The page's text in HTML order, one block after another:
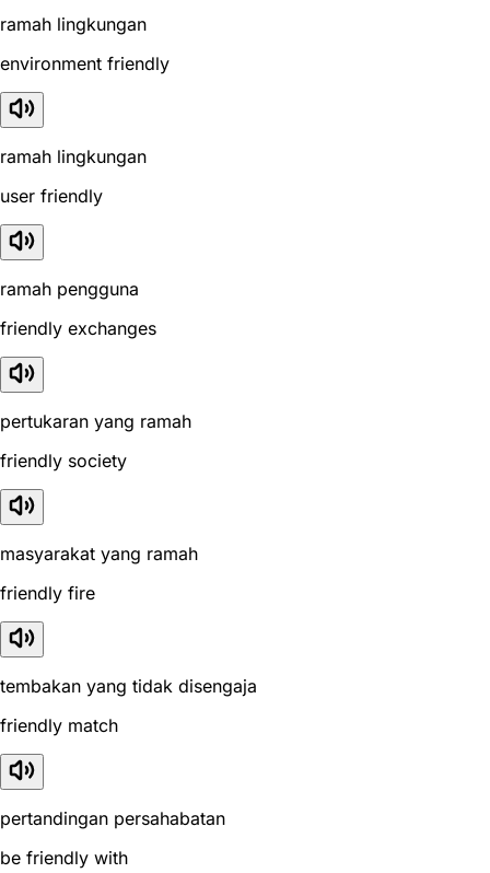
ramah lingkungan
environment friendly
ramah lingkungan
user friendly
ramah pengguna
friendly exchanges
pertukaran yang ramah
friendly society
masyarakat yang ramah
friendly fire
tembakan yang tidak disengaja
friendly match
pertandingan persahabatan
be friendly with